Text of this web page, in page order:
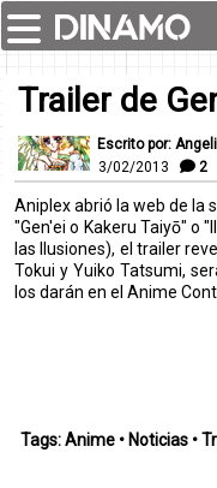
Trailer de
Escrito por:
3/02/2013
2
Aniplex abrió la web de la
"Gen'ei o Kakeru Taiyō" o
las Ilusiones), el trailer
Tokui y Yuiko Tatsumi,
los darán en el Anime
Tags:Anime • Noticias •